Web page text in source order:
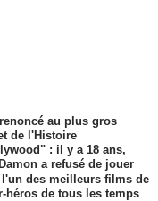
au plus gros
de l'Histoire
: il y a 18 ans,
a refusé de jouer
l'un des meilleurs films de
héros de tous les temps